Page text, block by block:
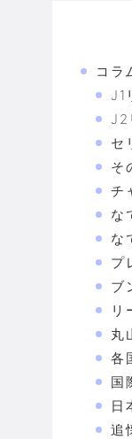
コラ
J1
J2
セ
そ
チ
な
な
プ
ブ
リ
丸
各
国
日
追